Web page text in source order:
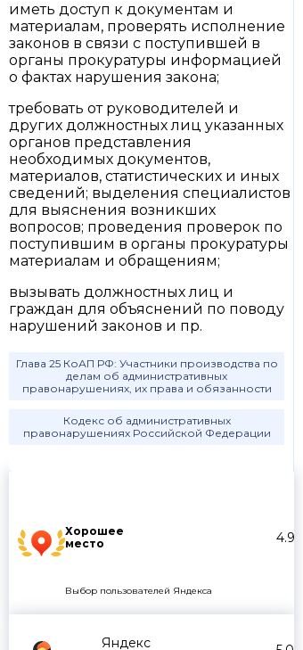
Хорошее
место
4.9
Выбор пользователей Яндекса
Яндекс
иметь доступ к документам и
материалам, проверять исполнение
законов в связи с поступившей в
органы прокуратуры информацией
о фактах нарушения закона;
требовать от руководителей и
других должностных лиц указанных
органов представления
необходимых документов,
материалов, статистических и иных
сведений; выделения специалистов
для выяснения возникших
вопросов; проведения проверок по
поступившим в органы прокуратуры
материалам и обращениям;
вызывать должностных лиц и
граждан для объяснений по поводу
нарушений законов и пр.
Глава 25 КоАП РФ: Участники производства по
делам об административных
правонарушениях, их права и обязанности
Кодекс об административных
правонарушениях Российской Федерации